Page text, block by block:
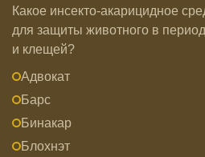
Какое инсекто-акарицидное
для защиты животного в
и клещей?
Адвокат
Барс
Бинакар
Блохнэт